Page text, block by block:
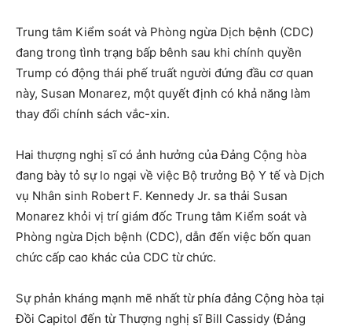
Trung tâm Kiểm soát và Phòng ngừa Dịch bệnh (CDC)
đang trong tình trạng bấp bênh sau khi chính quyền
Trump có động thái phế truất người đứng đầu cơ quan
này, Susan Monarez, một quyết định có khả năng làm
thay đổi chính sách vắc-xin.
Hai thượng nghị sĩ có ảnh hưởng của Đảng Cộng hòa
đang bày tỏ sự lo ngại về việc Bộ trưởng Bộ Y tế và Dịch
vụ Nhân sinh Robert F. Kennedy Jr. sa thải Susan
Monarez khỏi vị trí giám đốc Trung tâm Kiểm soát và
Phòng ngừa Dịch bệnh (CDC), dẫn đến việc bốn quan
chức cấp cao khác của CDC từ chức.
Sự phản kháng mạnh mẽ nhất từ ​​phía đảng Cộng hòa tại
Đồi Capitol đến từ Thượng nghị sĩ Bill Cassidy (Đảng